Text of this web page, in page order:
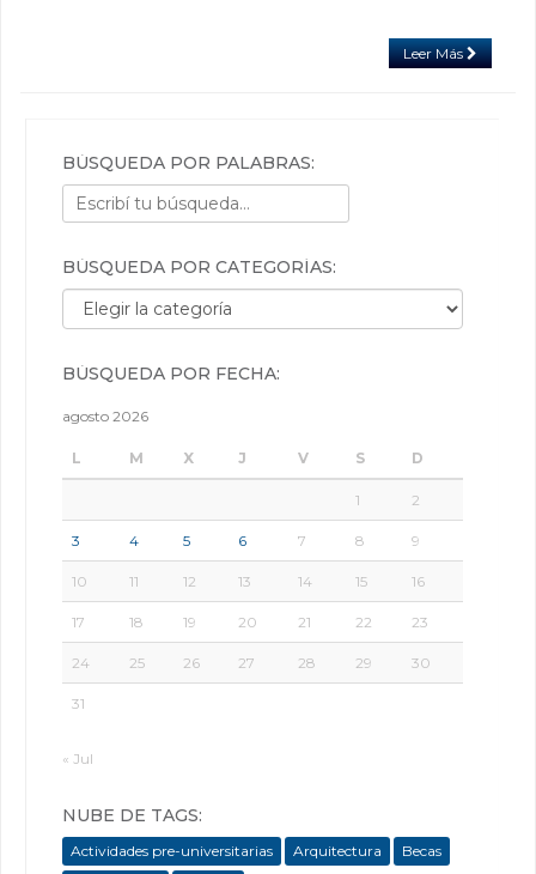
Leer Más
BÚSQUEDA POR PALABRAS:
BÚSQUEDA POR CATEGORÍAS:
Búsqueda por categorías:
BÚSQUEDA POR FECHA:
agosto 2026
L M X J V S D
1 2
3 4 5 6 7 8 9
10 11 12 13 14 15 16
17 18 19 20 21 22 23
24 25 26 27 28 29 30
31
« Jul
NUBE DE TAGS:
Actividades pre-universitarias Arquitectura
Becas